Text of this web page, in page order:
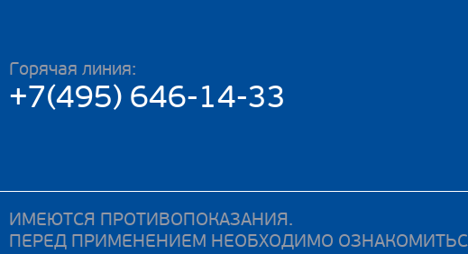
Горячая линия:
+7(495) 646-14-33
ИМЕЮТСЯ ПРОТИВОПОКАЗАНИЯ.
ПЕРЕД ПРИМЕНЕНИЕМ НЕОБХОДИМО